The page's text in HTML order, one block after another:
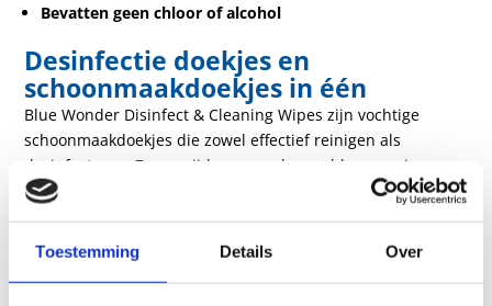
Toestemming Details Over
Bevatten geen chloor of alcohol
Desinfectie doekjes en
schoonmaakdoekjes in één
Blue Wonder Disinfect & Cleaning Wipes zijn vochtige
schoonmaakdoekjes die zowel effectief reinigen als
desinfecteren. Ze verwijderen zonder probleem en in een
handomdraai allerlei vuil. Daarnaast vernietigen deze
een hygiënisch schoon huis dat vrij is van allerlei
ziektekiemen. De schoonmaakdoekjes hebben een handige
hersluitbare verpakking, waardoor de doekjes niet